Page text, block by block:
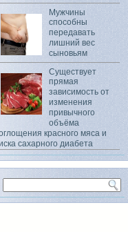
Мужчины
способны
передавать
лишний вес
сыновьям
Существует
прямая
зависимость от
изменения
привычного
объёма
красного мяса и
сахарного диабета